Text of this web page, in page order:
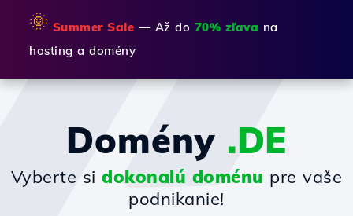
🌞 Summer Sale — Až do 70% zľava na
hosting a domény
Domény .DE
Vyberte sidokonalú doménu pre vaše
podnikanie!